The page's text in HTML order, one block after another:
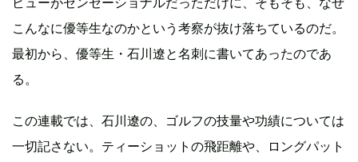
こんなに優等生なのかという考察が抜け落ちているのだ。
最初から、優等生・石川遼と名刺に書いてあったのであ
る。
この連載では、石川遼の、ゴルフの技量や功績については
一切記さない。ティーショットの飛距離や、ロングパット